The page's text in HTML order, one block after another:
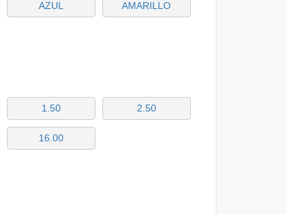
AZUL AMARILLO
1.50 2.50
16.00